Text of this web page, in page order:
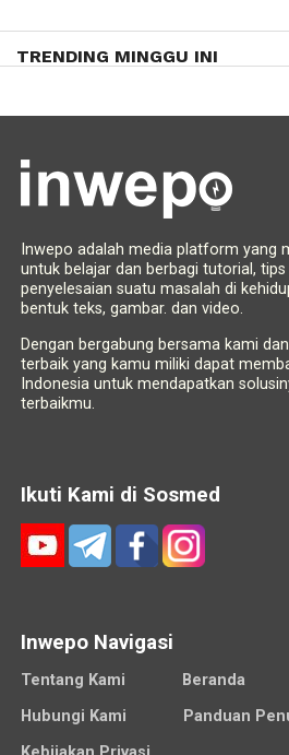
TRENDING MINGGU INI
Inwepo adalah media platform yang
untuk belajar dan berbagi tutorial,
penyelesaian suatu masalah di
bentuk teks, gambar. dan video.
Dengan bergabung bersama kami
terbaik yang kamu miliki dapat
Indonesia untuk mendapatkan
terbaikmu.
Ikuti Kami di Sosmed
Inwepo Navigasi
Tentang Kami
Beranda
Hubungi Kami
Panduan